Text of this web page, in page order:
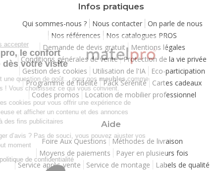
Infos pratiques
Qui sommes-nous ? Nous contacter
On parle de nous
Nos références
Nos catalogues PROS
Demande de devis gratuit
Mentions légales
Conditions générales de vente Protection de la vie privée
Gestion des cookies
Utilisation de l'IA
Eco-participation
Programme de fidélité
Pack Sérénité
Cartes cadeaux
Codes promos
Location de mobilier professionnel
Aide
Foire Aux Questions
Méthodes de livraison
Moyens de paiements
Payer en plusieurs fois
Service après-vente
Service de montage Labels de qualité
Continuer sans accepter
Chez Matelpro, le confort
commence dès votre visite
Leconfort , c'est une question de goût… pour nosmeubles
comme
pour nos cookies ! Vous choisissez ce qui vous convient.
Nous utilisons des cookies pour vous offrir une expérience de
navigation moelleuse et afficher un contenu et des annonces
personnalisées à des fins publicitaires
Besoin de changer d’avis ? Pas de souci, vous pouvez ajuster vos
préférences à tout moment
Consulter notre politique de confidentialité